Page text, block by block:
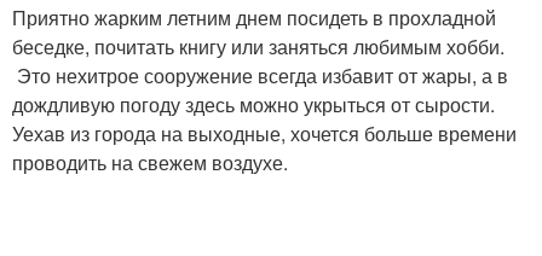
Приятно жарким летним днем посидеть в прохладной
беседке, почитать книгу или заняться любимым хобби.
Это нехитрое сооружение всегда избавит от жары, а в
дождливую погоду здесь можно укрыться от сырости.
Уехав из города на выходные, хочется больше времени
проводить на свежем воздухе.